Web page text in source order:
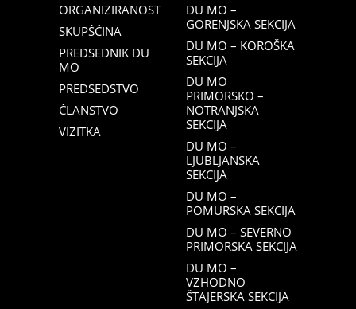
ORGANIZIRANOST
SKUPŠČINA
PREDSEDNIK DU
MO
PREDSEDSTVO
ČLANSTVO
VIZITKA
DU MO –
GORENJSKA SEKCIJA
DU MO – KOROŠKA
SEKCIJA
DU MO
PRIMORSKO –
NOTRANJSKA
SEKCIJA
DU MO –
LJUBLJANSKA
SEKCIJA
DU MO –
POMURSKA SEKCIJA
DU MO – SEVERNO
PRIMORSKA SEKCIJA
DU MO –
VZHODNO
ŠTAJERSKA SEKCIJA